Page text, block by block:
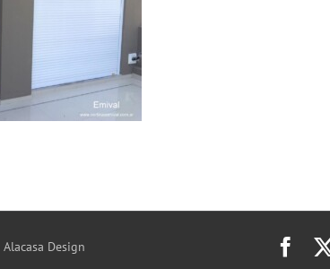
Alacasa Design